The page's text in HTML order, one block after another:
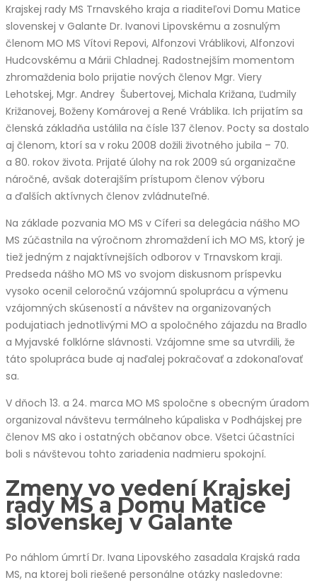
Krajskej rady MS Trnavského kraja a riaditeľovi Domu Matice
slovenskej v Galante Dr. Ivanovi Lipovskému a zosnulým
členom MO MS Vítovi Repovi, Alfonzovi Vráblikovi, Alfonzovi
Hudcovskému a Márii Chladnej. Radostnejším momentom
zhromaždenia bolo prijatie nových členov Mgr. Viery
Lehotskej, Mgr. Andrey Šubertovej, Michala Križana, Ľudmily
Križanovej, Boženy Komárovej a René Vráblika. Ich prijatím sa
členská základňa ustálila na čísle 137 členov. Pocty sa dostalo
aj členom, ktorí sa v roku 2008 dožili životného jubila – 70.
a 80. rokov života. Prijaté úlohy na rok 2009 sú organizačne
náročné, avšak doterajším prístupom členov výboru
a ďalších aktívnych členov zvládnuteľné.
Na základe pozvania MO MS v Cíferi sa delegácia nášho MO
MS zúčastnila na výročnom zhromaždení ich MO MS, ktorý je
tiež jedným z najaktívnejších odborov v Trnavskom kraji.
Predseda nášho MO MS vo svojom diskusnom príspevku
vysoko ocenil celoročnú vzájomnú spoluprácu a výmenu
vzájomných skúseností a návštev na organizovaných
podujatiach jednotlivými MO a spoločného zájazdu na Bradlo
a Myjavské folklórne slávnosti. Vzájomne sme sa utvrdili, že
táto spolupráca bude aj naďalej pokračovať a zdokonaľovať
sa.
V dňoch 13. a 24. marca MO MS spoločne s obecným úradom
organizoval návštevu termálneho kúpaliska v Podhájskej pre
členov MS ako i ostatných občanov obce. Všetci účastníci
boli s návštevou tohto zariadenia nadmieru spokojní.
Zmeny vo vedení Krajskej
rady MS a Domu Matice
slovenskej v Galante
Po náhlom úmrtí Dr. Ivana Lipovského zasadala Krajská rada
MS, na ktorej boli riešené personálne otázky nasledovne: